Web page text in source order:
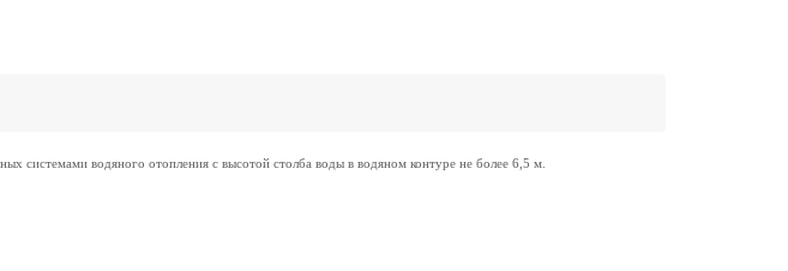
системами водяного отопления с высотой столба воды в водяном контуре не более 6,5 м.